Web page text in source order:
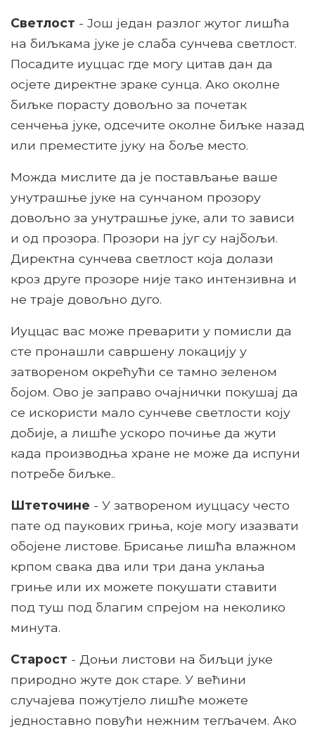
Светлост - Још један разлог жутог лишћа
на биљкама јуке је слаба сунчева светлост.
Посадите иуццас где могу цитав дан да
осјете директне зраке сунца. Ако околне
биљке порасту довољно за почетак
сенчења јуке, одсечите околне биљке назад
или преместите јуку на боље место.
Можда мислите да је постављање ваше
унутрашње јуке на сунчаном прозору
довољно за унутрашње јуке, али то зависи
и од прозора. Прозори на југ су најбољи.
Директна сунчева светлост која долази
кроз друге прозоре није тако интензивна и
не траје довољно дуго.
Иуццас вас може преварити у помисли да
сте пронашли савршену локацију у
затвореном окрећући се тамно зеленом
бојом. Ово је заправо очајнички покушај да
се искористи мало сунчеве светлости коју
добије, а лишће ускоро почиње да жути
када производња хране не може да испуни
потребе биљке..
Штеточине - У затвореном иуццасу често
пате од паукових гриња, које могу изазвати
обојене листове. Брисање лишћа влажном
крпом свака два или три дана уклања
гриње или их можете покушати ставити
под туш под благим спрејом на неколико
минута.
Старост - Доњи листови на биљци јуке
природно жуте док старе. У већини
случајева пожутјело лишће можете
једноставно повући нежним тегљачем. Ако